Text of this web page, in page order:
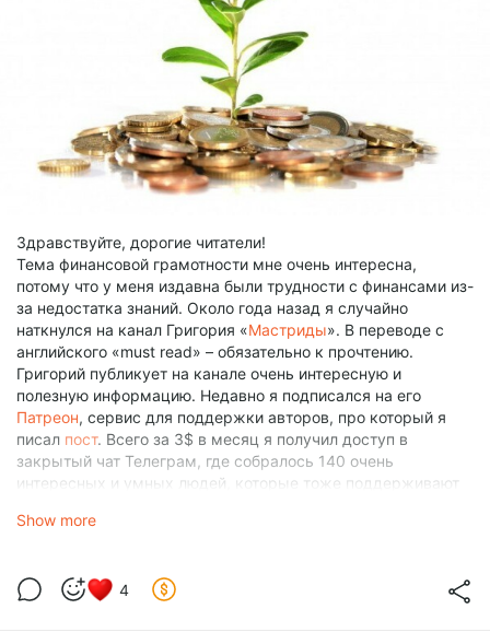
Здравствуйте, дорогие читатели!
Тема финансовой грамотности мне очень интересна,
потому что у меня издавна были трудности с финансами из-
за недостатка знаний. Около года назад я случайно
наткнулся на канал Григория «Мастриды». В переводе с
английского «must read» – обязательно к прочтению.
Григорий публикует на канале очень интересную и
полезную информацию. Недавно я подписался на его
Патреон, сервис для поддержки авторов, про который я
писал пост. Всего за 3$ в месяц я получил доступ в
закрытый чат Телеграм, где собралось 140 очень
интересных и умных людей, которые тоже поддерживают
финансовой грамотности и многие участники чата
поэтому собрал самые интересные рекомендации из чата.
Show more
4